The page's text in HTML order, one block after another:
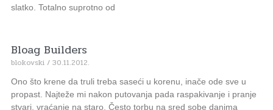
slatko. Totalno suprotno od
Bloag Builders
blokovski 30.11.2012.
Ono što krene da truli treba saseći u korenu, inače ode sve u
propast. Najteže mi nakon putovanja pada raspakivanje i pranje
stvari, vraćanje na staro. Često torbu na sred sobe danima